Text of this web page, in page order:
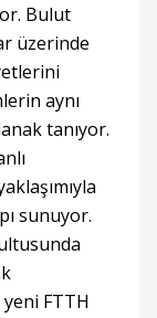
Bulut
üzerinde
aynı
tanıyor.
sunuyor.
FTTH